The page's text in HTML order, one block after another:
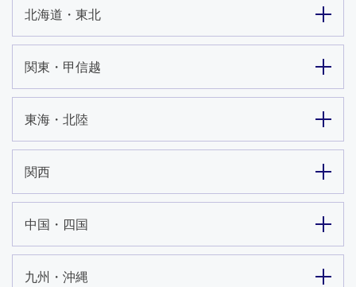
北海道・東北
関東・甲信越
東海・北陸
関西
中国・四国
九州・沖縄